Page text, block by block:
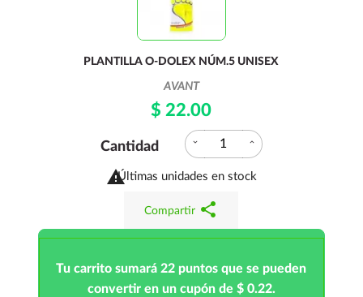
PLANTILLA O-DOLEX NÚM.5 UNISEX
AVANT
$ 22.00
Cantidad expand_more expand_less

Últimas unidades en stock
Compartir share
Tu carrito sumará 22 puntos que se pueden
convertir en un cupón de $ 0.22.